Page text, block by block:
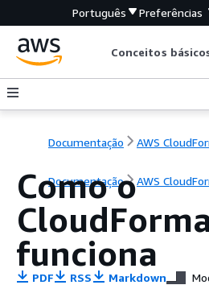
Português Preferências
Conceitos
Documentação AWS
Documentação AWS
Como o
funciona
PDF RSS Markdown